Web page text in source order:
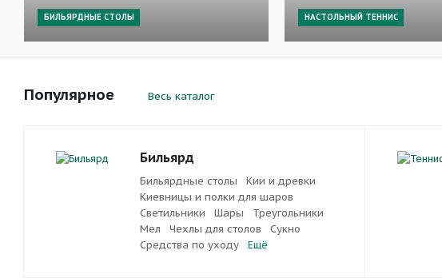
БИЛЬЯРДНЫЕ СТОЛЫ НАСТОЛЬНЫЙ ТЕННИС
Популярное Весь каталог
Бильярд
Бильярдные столы
Кии и древки
Киевницы и полки для шаров
Светильники
Шары
Треугольники
Мел
Чехлы для столов
Сукно
Средства по уходу
Ещё